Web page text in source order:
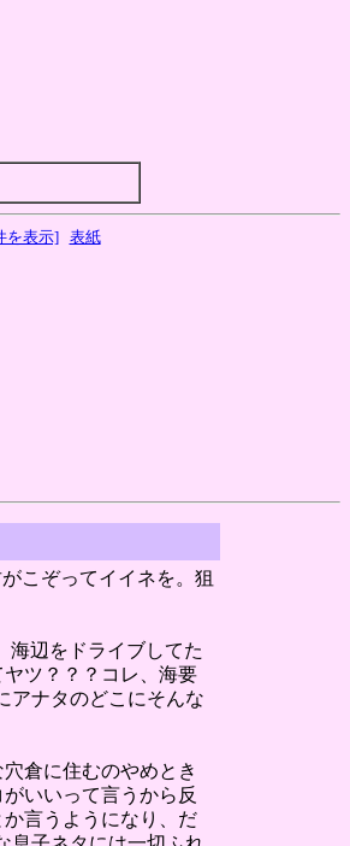
を表示] 表紙
こぞってイイネを。狙
海辺をドライブしてた
ツ？？？コレ、海要
アナタのどこにそんな
倉に住むのやめとき
いいって言うから反
言うようになり、だ